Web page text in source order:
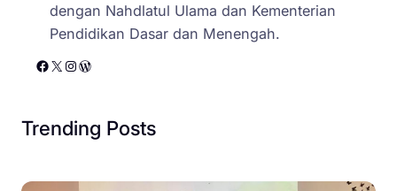
r
i
t
l
dengan Nahdlatul Ulama dan Kementerian
Pendidikan Dasar dan Menengah.
Facebook X Instagram WordPress
Trending Posts